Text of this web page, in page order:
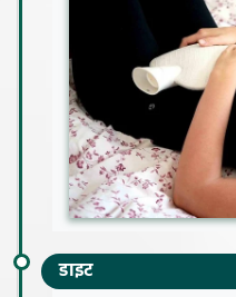
डाइट